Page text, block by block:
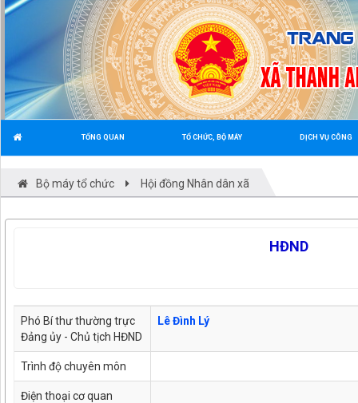
TỔNG QUAN TỔ CHỨC, BỘ MÁY DỊCH VỤ CÔNG
Bộ máy tổ chức Hội đồng Nhân dân xã
HĐND
Phó Bí thư thường trực
Đảng ủy - Chủ tịch HĐND
Lê Đình Lý
Trình độ chuyên môn
Điện thoại cơ quan